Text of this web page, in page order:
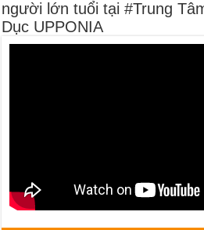
người lớn tuổi tại #Trung
Dục UPPONIA